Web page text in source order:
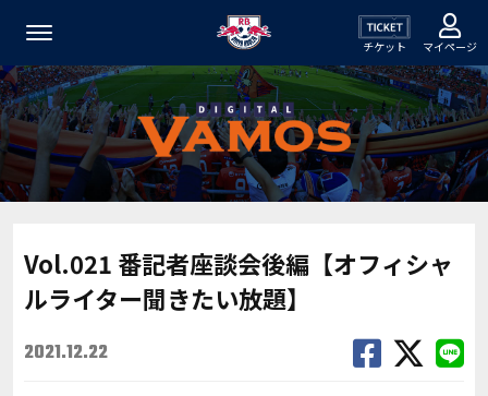
チケット マイページ
Vol.021 番記者座談会後編【オフィシャ
ルライター聞きたい放題】
2021.12.22